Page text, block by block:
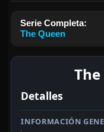
Serie Completa:
The Queen
Detalles
INFORMACIÓN